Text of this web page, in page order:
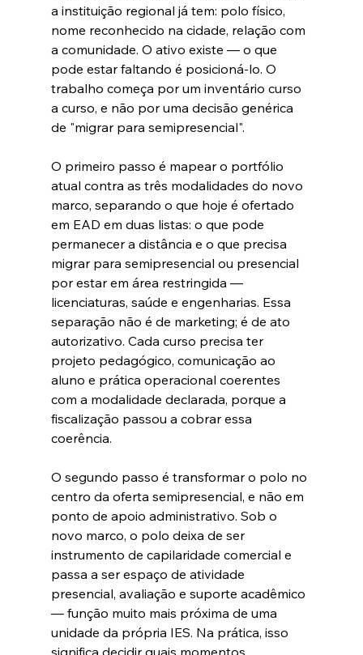
a instituição regional já tem: polo físico,
nome reconhecido na cidade, relação com
a comunidade. O ativo existe — o que
pode estar faltando é posicioná-lo. O
trabalho começa por um inventário curso
a curso, e não por uma decisão genérica
de "migrar para semipresencial".
O primeiro passo é mapear o portfólio
atual contra as três modalidades do novo
marco, separando o que hoje é ofertado
em EAD em duas listas: o que pode
permanecer a distância e o que precisa
migrar para semipresencial ou presencial
por estar em área restringida —
licenciaturas, saúde e engenharias. Essa
separação não é de marketing; é de ato
autorizativo. Cada curso precisa ter
projeto pedagógico, comunicação ao
aluno e prática operacional coerentes
com a modalidade declarada, porque a
fiscalização passou a cobrar essa
coerência.
O segundo passo é transformar o polo no
centro da oferta semipresencial, e não em
ponto de apoio administrativo. Sob o
novo marco, o polo deixa de ser
instrumento de capilaridade comercial e
passa a ser espaço de atividade
presencial, avaliação e suporte acadêmico
— função muito mais próxima de uma
unidade da própria IES. Na prática, isso
significa decidir quais momentos